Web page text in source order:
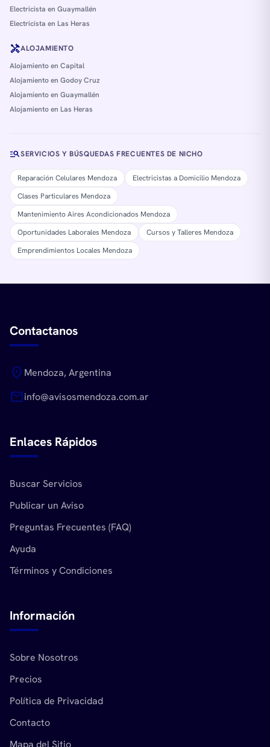
Electricista en Guaymallén
Electricista en Las Heras
handymanALOJAMIENTO
Alojamiento en Capital
Alojamiento en Godoy Cruz
Alojamiento en Guaymallén
Alojamiento en Las Heras
manage_searchSERVICIOS Y BÚSQUEDAS FRECUENTES DE NICHO
Reparación Celulares Mendoza
Electricistas a Domicilio Mendoza
Clases Particulares Mendoza
Mantenimiento Aires Acondicionados Mendoza
Oportunidades Laborales Mendoza
Cursos y Talleres Mendoza
Emprendimientos Locales Mendoza
Contactanos
location_on Mendoza, Argentina
mailinfo@avisosmendoza.com.ar
Enlaces Rápidos
Buscar Servicios
Publicar un Aviso
Preguntas Frecuentes (FAQ)
Ayuda
Términos y Condiciones
Información
Sobre Nosotros
Precios
Política de Privacidad
Contacto
Mapa del Sitio